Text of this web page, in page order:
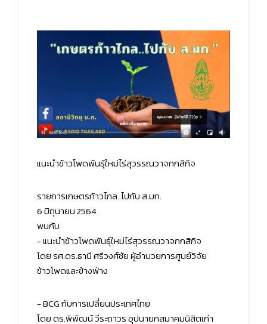
แนะนำข้าวโพดพันธุ์ใหม่ไร่สุวรรณวาจกกสิกิจ
รายการเกษตรก้าวไกล..ไปกับ ส.มก.
6 มิถุนายน 2564
พบกับ
- แนะนำข้าวโพดพันธุ์ใหม่ไร่สุวรรณวาจกกสิกิจ
โดย รศ.ดร.ธานี ศรีวงศ์ชัย ผู้อำนวยการศูนย์วิจัย
ข้าวโพดและข้างฟ่าง
- BCG กับการเปลี่ยนประเทศไทย
โดย ดร.พิพัฒน์ วีระถาวร อุปนายกสมาคมนิสิตเก่า